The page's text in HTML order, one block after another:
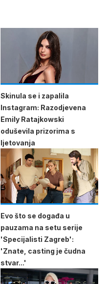
Skinula se i zapalila
Instagram: Razodjevena
Emily Ratajkowski
oduševila prizorima s
ljetovanja
Evo što se događa u
pauzama na setu serije
'Specijalisti Zagreb':
'Znate, casting je čudna
stvar...'